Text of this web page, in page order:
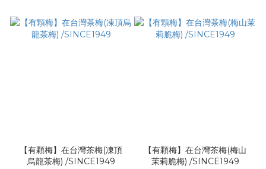
【有顆梅】在台灣茶梅(凍頂
烏龍茶梅) /SINCE1949
【有顆梅】在台灣茶梅(梅山
茉莉脆梅) /SINCE1949